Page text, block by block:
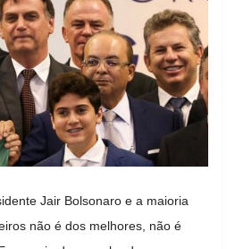
Jair Bolsonaro e a maioria
não é dos melhores, não é